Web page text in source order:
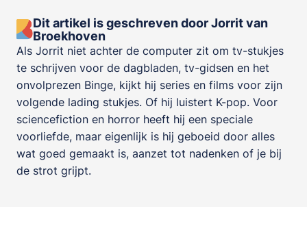
Dit artikel is geschreven door Jorrit van
Broekhoven
Als Jorrit niet achter de computer zit om tv-stukjes
te schrijven voor de dagbladen, tv-gidsen en het
onvolprezen Binge, kijkt hij series en films voor zijn
volgende lading stukjes. Of hij luistert K-pop. Voor
sciencefiction en horror heeft hij een speciale
voorliefde, maar eigenlijk is hij geboeid door alles
wat goed gemaakt is, aanzet tot nadenken of je bij
de strot grijpt.